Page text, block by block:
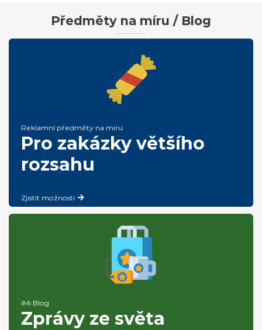
Předměty na míru / Blog
Reklamní předměty na míru
Pro zakázky většího
rozsahu
Zjistit možnosti
iMi Blog
Zprávy ze světa